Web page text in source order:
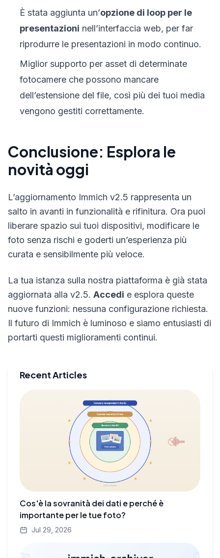
È stata aggiunta un’opzione di loop per le
presentazioni nell’interfaccia web, per far
riprodurre le presentazioni in modo continuo.
Miglior supporto per asset di determinate
fotocamere che possono mancare
dell’estensione del file, così più dei tuoi media
vengono gestiti correttamente.
Conclusione: Esplora le
novità oggi
L’aggiornamento Immich v2.5 rappresenta un
salto in avanti in funzionalità e rifinitura. Ora puoi
liberare spazio sui tuoi dispositivi, modificare le
foto senza rischi e goderti un’esperienza più
curata e sensibilmente più veloce.
La tua istanza sulla nostra piattaforma è già stata
aggiornata alla v2.5. Accedi e esplora queste
nuove funzioni: nessuna configurazione richiesta.
Il futuro di Immich è luminoso e siamo entusiasti di
portarti questi miglioramenti continui.
Recent Articles
Cos'è la sovranità dei dati e perché è
importante per le tue foto?
Jul 29, 2026